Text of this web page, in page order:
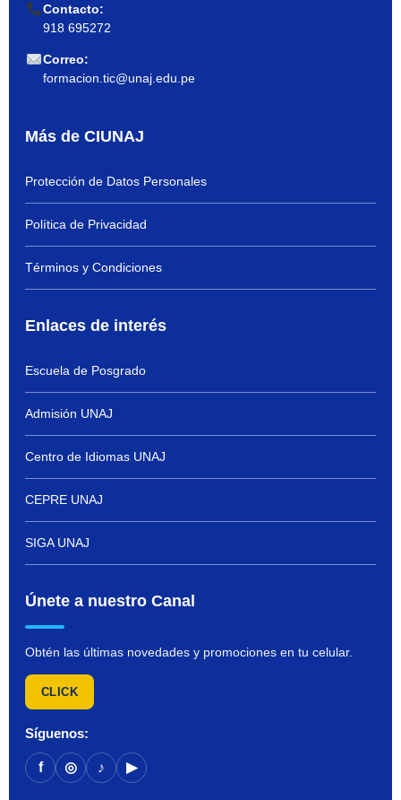
Contacto:
918 695272
Correo:
formacion.tic@unaj.edu.pe
Más de CIUNAJ
Protección de Datos Personales
Política de Privacidad
Términos y Condiciones
Enlaces de interés
Escuela de Posgrado
Admisión UNAJ
Centro de Idiomas UNAJ
CEPRE UNAJ
SIGA UNAJ
Únete a nuestro Canal
Obtén las últimas novedades y promociones en tu celular.
CLICK
Síguenos:
f ◎ ♪ ▶